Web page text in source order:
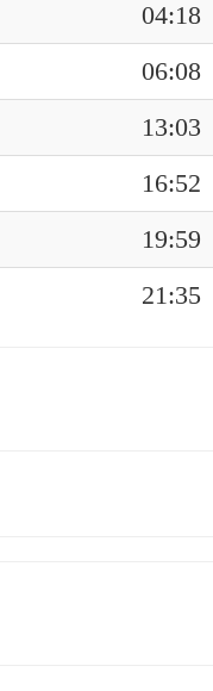
04:18
06:08
13:03
16:52
19:59
21:35